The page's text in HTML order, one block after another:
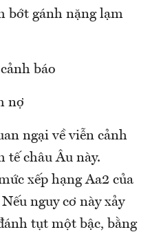
bớt gánh nặng lạm
báo
nợ
ngại về viễn cảnh
tế châu Âu này.
xếp hạng Aa2 của
nguy cơ này xảy
tụt một bậc, bằng